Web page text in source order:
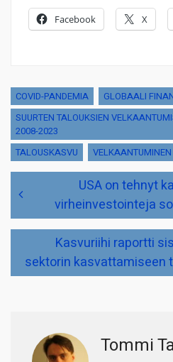
Facebook X
COVID-PANDEMIA
GLOBAALI
SUURTEN TALOUKSIEN
2008-2023
TALOUSKASVU
VELKAANTUMINEN
selaus
USA on tehnyt
virheinvestointeja
Kasvuriihi raportti
sektorin kasvattamiseen
Tommi